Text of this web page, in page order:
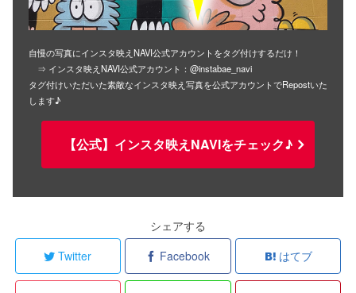
自慢の写真にインスタ映えNAVI公式アカウントをタグ付けするだけ！
⇒ インスタ映えNAVI公式アカウント：@instabae_navi
タグ付けいただいた素敵なインスタ映え写真を公式アカウントでRepostいた
します♪
【公式】インスタ映えNAVIをチェック♪
シェアする
Twitter
Facebook はてブ